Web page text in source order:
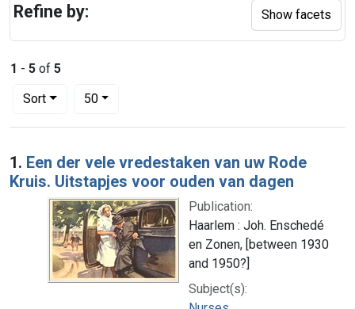
1 - 5 of 5
Sort
Number of results to display per page
50per page
Search Results
1. Een der vele vredestaken van uw Rode
Kruis. Uitstapjes voor ouden van dagen
Publication:
Haarlem : Joh. Enschedé
en Zonen, [between 1930
and 1950?]
Subject(s):
Refine by: Show facets